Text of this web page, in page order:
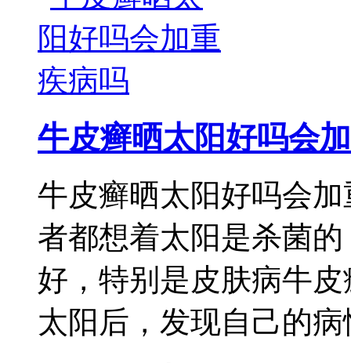
牛皮癣晒太阳好吗会加
牛皮癣晒太阳好吗会
者都想着太阳是杀菌
好，特别是皮肤病牛
太阳后，发现自己的